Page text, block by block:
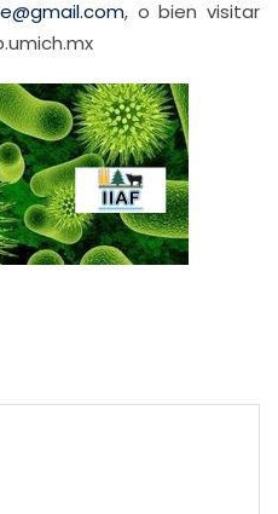
, o bien visitar